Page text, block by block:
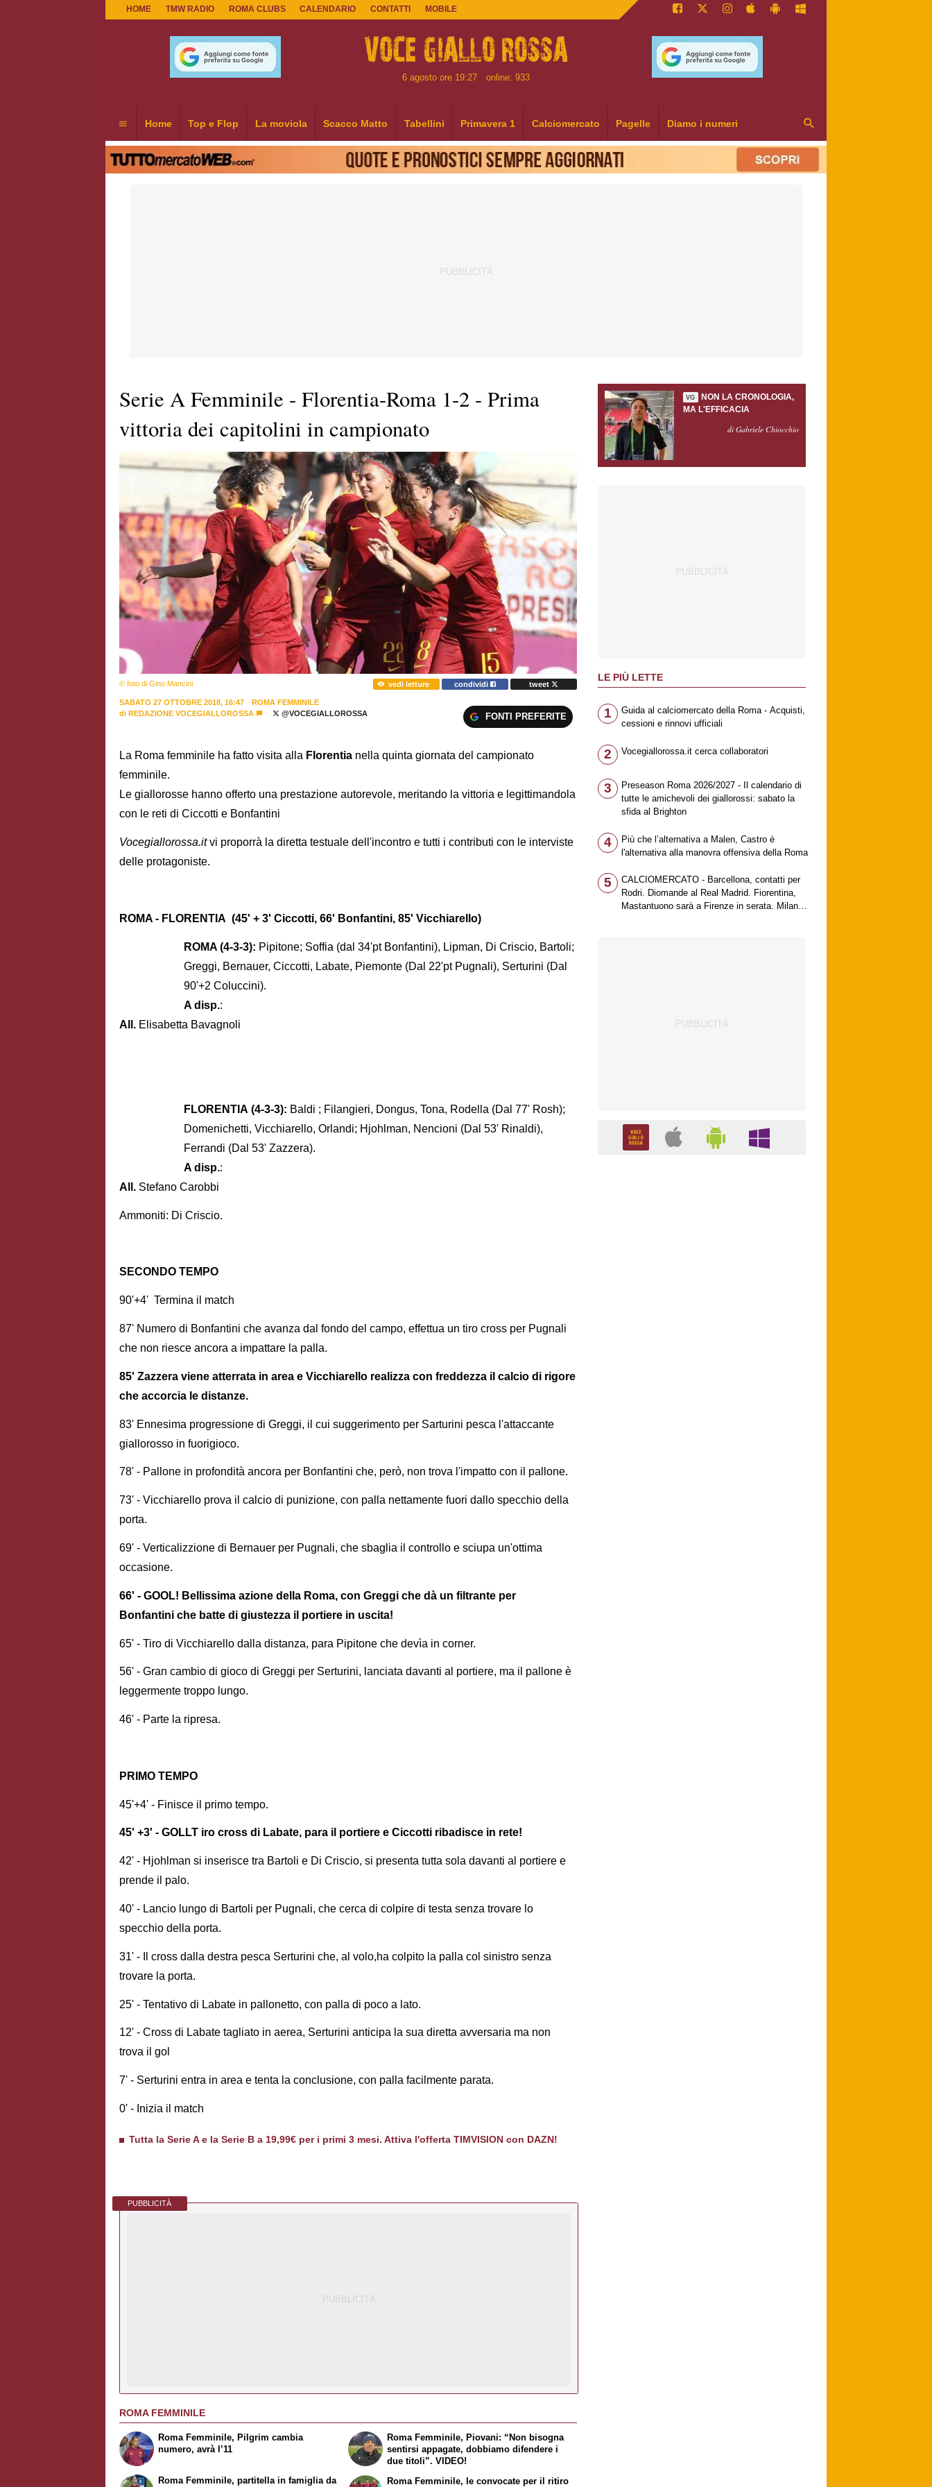
HOME TMW RADIO ROMA CLUBS CALENDARIO CONTATTI MOBILE
6 agosto ore 19:27 online: 933
Home Top e Flop La moviola Scacco Matto Tabellini Primavera 1 Calciomercato Pagelle Diamo i numeri
Serie A Femminile - Florentia-Roma 1-2 - Prima
vittoria dei capitolini in campionato
© foto di Gino Mancini vedi letture condividi tweet
SABATO 27 OTTOBRE 2018, 16:47
ROMA FEMMINILE
di REDAZIONE VOCEGIALLOROSSA @VOCEGIALLOROSSA FONTI PREFERITE
La Roma femminile ha fatto visita alla Florentia nella quinta giornata del campionato
femminile.
Le giallorosse hanno offerto una prestazione autorevole, meritando la vittoria e legittimandola
con le reti di Ciccotti e Bonfantini
Vocegiallorossa.itvi proporrà la diretta testuale dell'incontro e tutti i contributi con le interviste
delle protagoniste.
ROMA - FLORENTIA (45' + 3' Ciccotti, 66' Bonfantini, 85' Vicchiarello)
ROMA (4-3-3): Pipitone; Soffia (dal 34'pt Bonfantini), Lipman, Di Criscio, Bartoli;
Greggi, Bernauer, Ciccotti, Labate, Piemonte (Dal 22'pt Pugnali), Serturini (Dal
90'+2 Coluccini).
A disp.:
All. Elisabetta Bavagnoli
FLORENTIA (4-3-3): Baldi ; Filangieri, Dongus, Tona, Rodella (Dal 77' Rosh);
Domenichetti, Vicchiarello, Orlandi; Hjohlman, Nencioni (Dal 53' Rinaldi),
Ferrandi (Dal 53' Zazzera).
A disp.:
All. Stefano Carobbi
Ammoniti: Di Criscio.
SECONDO TEMPO
90'+4' Termina il match
87' Numero di Bonfantini che avanza dal fondo del campo, effettua un tiro cross per Pugnali
che non riesce ancora a impattare la palla.
85' Zazzera viene atterrata in area e Vicchiarello realizza con freddezza il calcio di rigore
che accorcia le distanze.
83' Ennesima progressione di Greggi, il cui suggerimento per Sarturini pesca l'attaccante
giallorosso in fuorigioco.
78' - Pallone in profondità ancora per Bonfantini che, però, non trova l'impatto con il pallone.
73' - Vicchiarello prova il calcio di punizione, con palla nettamente fuori dallo specchio della
porta.
69' - Verticalizzione di Bernauer per Pugnali, che sbaglia il controllo e sciupa un'ottima
occasione.
66' - GOOL! Bellissima azione della Roma, con Greggi che dà un filtrante per
Bonfantini che batte di giustezza il portiere in uscita!
65' - Tiro di Vicchiarello dalla distanza, para Pipitone che devìa in corner.
56' - Gran cambio di gioco di Greggi per Serturini, lanciata davanti al portiere, ma il pallone è
leggermente troppo lungo.
46' - Parte la ripresa.
PRIMO TEMPO
45'+4' - Finisce il primo tempo.
45' +3' - GOLLT iro cross di Labate, para il portiere e Ciccotti ribadisce in rete!
42' - Hjohlman si inserisce tra Bartoli e Di Criscio, si presenta tutta sola davanti al portiere e
prende il palo.
40' - Lancio lungo di Bartoli per Pugnali, che cerca di colpire di testa senza trovare lo
specchio della porta.
31' - Il cross dalla destra pesca Serturini che, al volo,ha colpito la palla col sinistro senza
trovare la porta.
25' - Tentativo di Labate in pallonetto, con palla di poco a lato.
12' - Cross di Labate tagliato in aerea, Serturini anticipa la sua diretta avversaria ma non
trova il gol
7' - Serturini entra in area e tenta la conclusione, con palla facilmente parata.
0' - Inizia il match
Tutta la Serie A e la Serie B a 19,99€ per i primi 3 mesi. Attiva l'offerta TIMVISION con DAZN!
PUBBLICITÀ
ROMA FEMMINILE
Roma Femminile, Pilgrim cambia
numero, avrà l’11
Roma Femminile, partitella in famiglia da
Roma Femminile, Piovani: “Non bisogna
sentirsi appagate, dobbiamo difendere i
due titoli”. VIDEO!
Roma Femminile, le convocate per il ritiro
VG
NON LA CRONOLOGIA,
MA L'EFFICACIA
di Gabriele Chiocchio
LE PIÙ LETTE
1
Guida al calciomercato della Roma - Acquisti,
cessioni e rinnovi ufficiali
2 Vocegiallorossa.it cerca collaboratori
3
Preseason Roma 2026/2027 - Il calendario di
tutte le amichevoli dei giallorossi: sabato la
sfida al Brighton
4
Più che l’alternativa a Malen, Castro è
l'alternativa alla manovra offensiva della Roma
5
CALCIOMERCATO - Barcellona, contatti per
Rodri. Diomande al Real Madrid. Fiorentina,
Mastantuono sarà a Firenze in serata. Milan,